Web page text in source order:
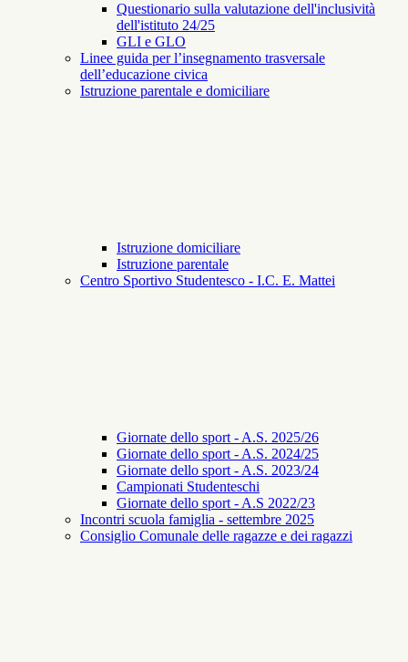
Questionario sulla valutazione dell'inclusività
dell'istituto 24/25
GLI e GLO
Linee guida per l’insegnamento trasversale
dell’educazione civica
Istruzione parentale e domiciliare
Istruzione domiciliare
Istruzione parentale
Centro Sportivo Studentesco - I.C. E. Mattei
Giornate dello sport - A.S. 2025/26
Giornate dello sport - A.S. 2024/25
Giornate dello sport - A.S. 2023/24
Campionati Studenteschi
Giornate dello sport - A.S 2022/23
Incontri scuola famiglia - settembre 2025
Consiglio Comunale delle ragazze e dei ragazzi